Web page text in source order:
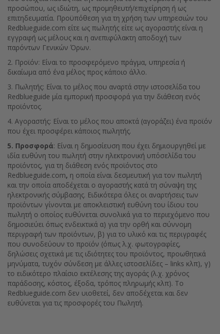
προσώπου, ως ιδιώτη, ως προμηθευτή/επιχείρηση ή ως
επιτηδευματία. Προϋπόθεση για τη χρήση των υπηρεσιών του
Redblueguide.com είτε ως πωλητής είτε ως αγοραστής είναι η
εγγραφή ως μέλους και η ανεπιφύλακτη αποδοχή των
παρόντων Γενικών Όρων.
2. Προϊόν: Είναι το προσφερόμενο πράγμα, υπηρεσία ή
δικαίωμα από ένα μέλος προς κάποιο άλλο.
3. Πωλητής: Είναι το μέλος που αναρτά στην ιστοσελίδα του
Redblueguide μία εμπορική προσφορά για την διάθεση ενός
προϊόντος.
4. Αγοραστής: Είναι το μέλος που αποκτά (αγοράζει) ένα προϊόν
που έχει προσφέρει κάποιος πωλητής.
5. Προσφορά: Είναι η δημοσίευση που έχει δημιουργηθεί με
ιδία ευθύνη του πωλητή στην ηλεκτρονική υπόσελίδα του
προϊόντος, για τη διάθεση ενός προϊόντος στο
Redblueguide.com, η οποία είναι δεσμευτική για τον πωλητή
και την οποία αποδέχεται ο αγοραστής κατά τη σύναψη της
ηλεκτρονικής σύμβασης. Ειδικότερα όλες οι αναρτήσεις των
προϊόντων γίνονται με αποκλειστική ευθύνη του ίδιου του
πωλητή ο οποίος ευθύνεται συνολικά για το περιεχόμενο που
δημοσιεύει όπως ενδεικτικά α) για την ορθή και σύννομη
περιγραφή των προϊόντων, β) για το υλικό και τις περιγραφές
που συνοδεύουν το προϊόν (όπως λ.χ. φωτογραφίες,
δηλώσεις σχετικά με τις ιδιότητες του προϊόντος, προωθητικά
μηνύματα, τυχόν σύνδεση με άλλες ιστοσελίδες – links κλπ), γ)
το ειδικότερο πλαίσιο εκτέλεσης της αγοράς (λ.χ. χρόνος
παράδοσης, κόστος, έξοδα, τρόπος πληρωμής κλπ). Το
Redblueguide.com δεν υιοθετεί, δεν αποδέχεται και δεν
ευθύνεται για τις προσφορές του Πωλητή.